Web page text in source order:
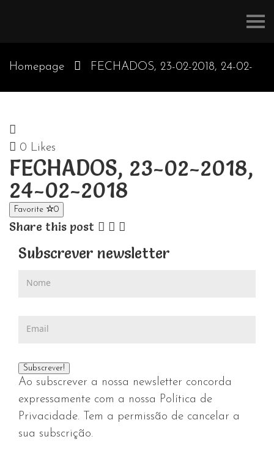
Homepage FECHADOS, 23-02-2018, 24-02-
0 Likes
FECHADOS, 23-02-2018,
24-02-2018
Favorite 0
Share this post
Subscrever newsletter
Ao subscrever a nossa newsletter concorda
expressamente com a nossa Política de
Privacidade. Tem a permissão de cancelar a
sua subscrição.